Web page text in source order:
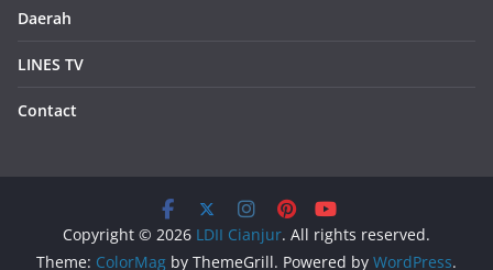
Daerah
LINES TV
Contact
Copyright © 2026 LDII Cianjur. All rights reserved.
Theme: ColorMag by ThemeGrill. Powered by WordPress.